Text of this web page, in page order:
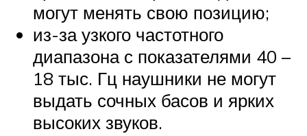
могут менять свою позицию;
из-за узкого частотного
диапазона с показателями 40 –
18 тыс. Гц наушники не могут
выдать сочных басов и ярких
высоких звуков.